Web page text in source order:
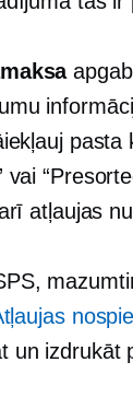
pasta
vai
atļaujas
un izdrukāt